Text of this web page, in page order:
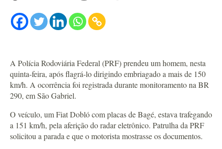
A Polícia Rodoviária Federal (PRF) prendeu um homem, nesta
quinta-feira, após flagrá-lo dirigindo embriagado a mais de 150
km/h. A ocorrência foi registrada durante monitoramento na BR
290, em São Gabriel.
O veículo, um Fiat Dobló com placas de Bagé, estava trafegando
a 151 km/h, pela aferição do radar eletrônico. Patrulha da PRF
solicitou a parada e que o motorista mostrasse os documentos.